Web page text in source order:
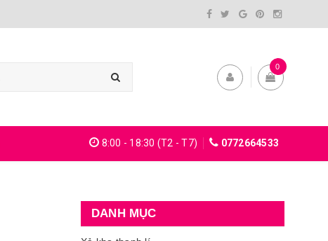
0
8:00 - 18:30 (T2 - T7) 0772664533
DANH MỤC